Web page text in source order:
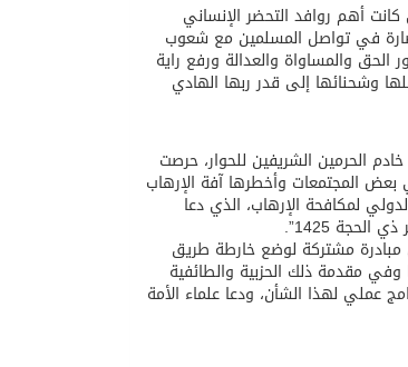
أهم روافد التحضر الإنساني
في تواصل المسلمين مع شعوب
الحق والمساواة والعدالة ورفع راية
وشحنائها إلى قدر ربها الهادي
الحرمين الشريفين للحوار، حرصت
المجتمعات وأخطرها آفة الإرهاب
لمكافحة الإرهاب، الذي دعا
1425”.
مبادرة مشتركة لوضع خارطة طريق
وفي مقدمة ذلك الحزبية والطائفية
عملي لهذا الشأن، ودعا علماء الأمة